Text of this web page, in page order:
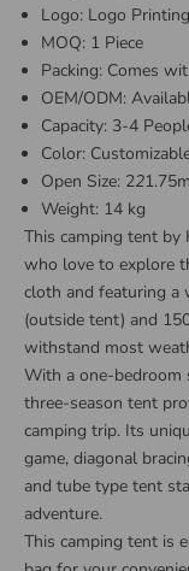
Logo: Logo
MOQ: 1 Piece
Packing: Comes
OEM/ODM:
Capacity: 3-4
Color:
Open Size: 221.75m
Weight: 14 kg
This camping tent
who love to explore
cloth and featuring a
(outside tent) and
withstand most
With a one-bedroom
three-season tent
camping trip. Its
game, diagonal
and tube type tent
adventure.
This camping tent is